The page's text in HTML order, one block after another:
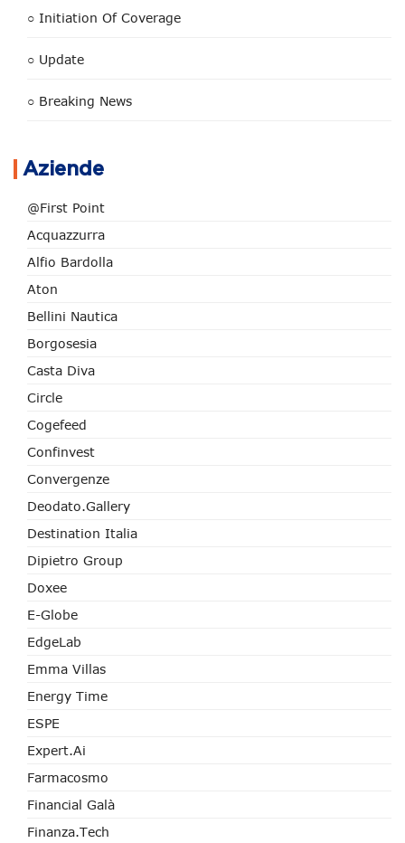
○ Initiation Of Coverage
○ Update
○ Breaking News
Aziende
@First Point
Acquazzurra
Alfio Bardolla
Aton
Bellini Nautica
Borgosesia
Casta Diva
Circle
Cogefeed
Confinvest
Convergenze
Deodato.Gallery
Destination Italia
Dipietro Group
Doxee
E-Globe
EdgeLab
Emma Villas
Energy Time
ESPE
Expert.ai
Farmacosmo
Financial Galà
Finanza.tech